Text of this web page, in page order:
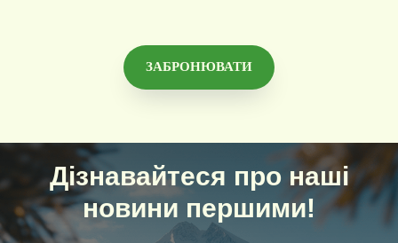
ЗАБРОНЮВАТИ
Дізнавайтеся про наші
новини першими!